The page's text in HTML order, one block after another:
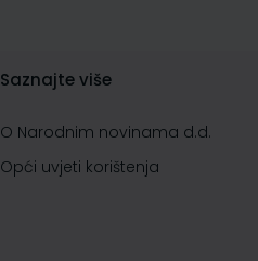
Saznajte više
O Narodnim novinama d.d.
Opći uvjeti korištenja